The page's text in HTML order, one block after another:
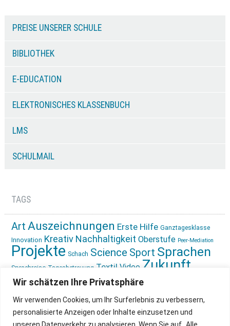
Wir schätzen Ihre Privatsphäre
Wir verwenden Cookies, um Ihr Surferlebnis zu verbessern,
personalisierte Anzeigen oder Inhalte einzusetzen und
PREISE UNSERER SCHULE
BIBLIOTHEK
E-EDUCATION
ELEKTRONISCHES KLASSENBUCH
LMS
SCHULMAIL
TAGS
Art Auszeichnungen Erste Hilfe Ganztagesklasse
Innovation Kreativ Nachhaltigkeit Oberstufe Peer-Mediation
Projekte Schach Science Sport Sprachen
Sprachreise Tagesbetreuung Textil Video Zukunft
gestalten Ökologie